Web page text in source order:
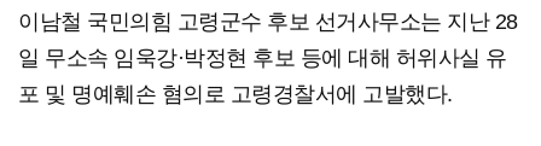
이남철 국민의힘 고령군수 후보 선거사무소는 지난 28
일 무소속 임욱강·박정현 후보 등에 대해 허위사실 유
포 및 명예훼손 혐의로 고령경찰서에 고발했다.